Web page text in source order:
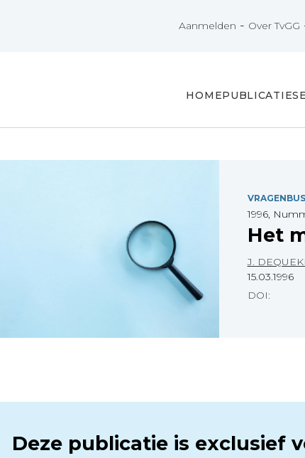
Aanmelden - Over TvGG
HOMEPUBLICATIES
VRAGENBUS
1996,
Het
J.
15.03.1996
DOI:
Deze publicatie is exclusief